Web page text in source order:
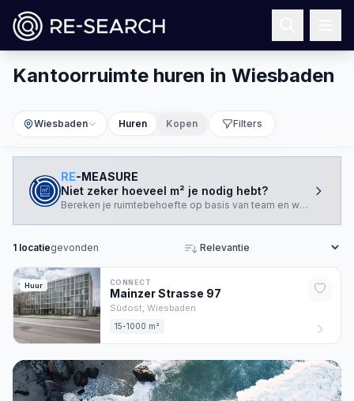
Kantoorruimte huren in Wiesbaden
Wiesbaden Huren Kopen Filters
RE-MEASURE
Niet zeker hoeveel m² je nodig hebt?
Bereken je ruimtebehoefte op basis van team en werkstijl.
1 locatiegevonden Sorteren
Huur CONNECT
Mainzer Strasse 97
Südost, Wiesbaden
15-1000 m²